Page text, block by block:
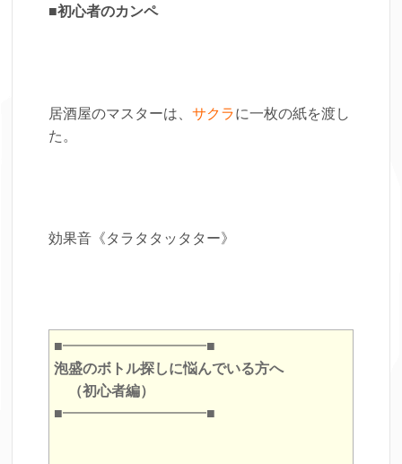
■初心者のカンペ
居酒屋のマスターは、サクラに一枚の紙を渡し
た。
効果音《タラタタッタター》
■━━━━━━━━━━■
泡盛のボトル探しに悩んでいる方へ
（初心者編）
■━━━━━━━━━━■